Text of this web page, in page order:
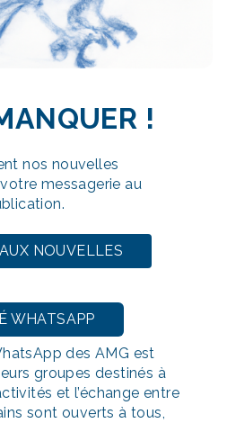
!
nos nouvelles
messagerie au
NOUVELLES
WHATSAPP
des AMG est
groupes destinés à
et l’échange entre
sont ouverts à tous,